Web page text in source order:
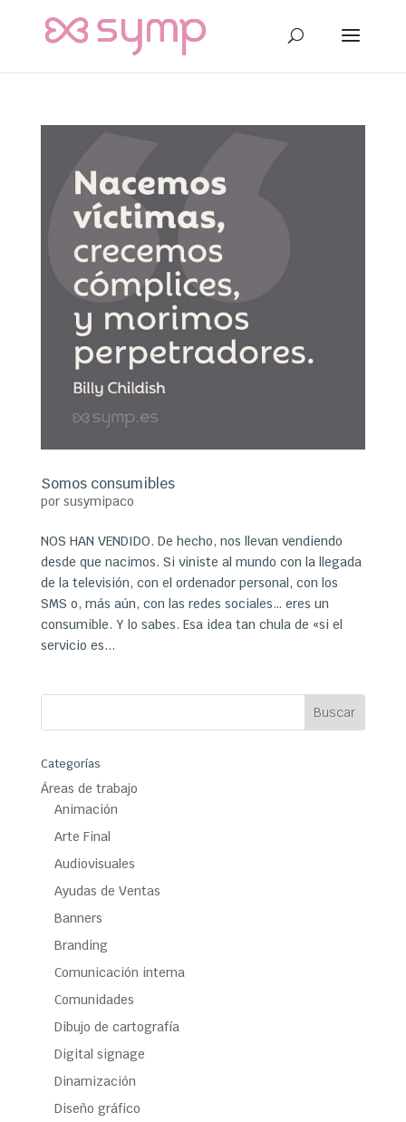
Somos consumibles
por susymipaco
NOS HAN VENDIDO. De hecho, nos llevan vendiendo
desde que nacimos. Si viniste al mundo con la llegada
de la televisión, con el ordenador personal, con los
SMS o, más aún, con las redes sociales… eres un
consumible. Y lo sabes. Esa idea tan chula de «si el
servicio es...
Categorías
Áreas de trabajo
Animación
Arte Final
Audiovisuales
Ayudas de Ventas
Banners
Branding
Comunicación interna
Comunidades
Dibujo de cartografía
Digital signage
Dinamización
Diseño gráfico